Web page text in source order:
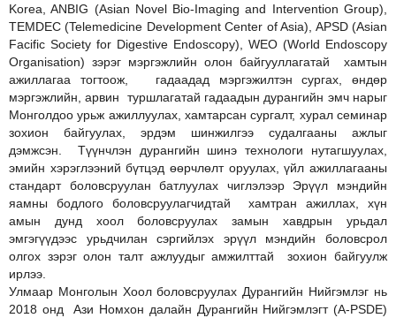
Korea, ANBIG (Asian Novel Bio-Imaging and Intervention Group),
TEMDEC (Telemedicine Development Center of Asia), APSD (Asian
Facific Society for Digestive Endoscopy), WEO (World Endoscopy
Organisation) зэрэг мэргэжлийн олон байгууллагатай хамтын
ажиллагаа тогтоож, гадаадад мэргэжилтэн сургах, өндөр
мэргэжлийн, арвин туршлагатай гадаадын дурангийн эмч нарыг
Монголдоо урьж ажиллуулах, хамтарсан сургалт, хурал семинар
зохион байгуулах, эрдэм шинжилгээ судалгааны ажлыг
дэмжсэн. Түүнчлэн дурангийн шинэ технологи нутагшуулах,
эмийн хэрэглээний бүтцэд өөрчлөлт оруулах, үйл ажиллагааны
стандарт боловсруулан батлуулах чиглэлээр Эрүүл мэндийн
яамны бодлого боловсруулагчидтай хамтран ажиллах, хүн
амын дунд хоол боловсруулах замын хавдрын урьдал
эмгэгүүдээс урьдчилан сэргийлэх эрүүл мэндийн боловсрол
олгох зэрэг олон талт ажлуудыг амжилттай зохион байгуулж
ирлээ.
Улмаар Монголын Хоол боловсруулах Дурангийн Нийгэмлэг нь
2018 онд Ази Номхон далайн Дурангийн Нийгэмлэгт (А-PSDE)